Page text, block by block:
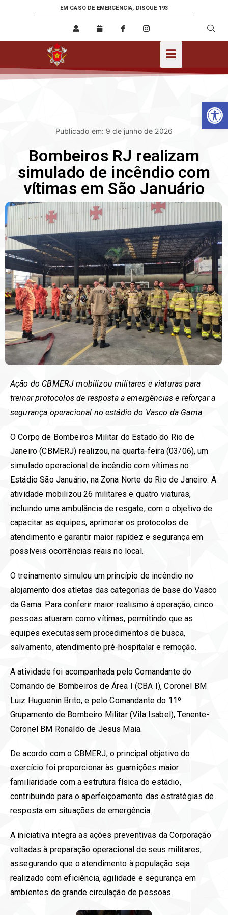
EM CASO DE EMERGÊNCIA, DISQUE 193
Publicado em: 9 de junho de 2026
Bombeiros RJ realizam
simulado de incêndio com
vítimas em São Januário
Ação do CBMERJ mobilizou militares e viaturas para
treinar protocolos de resposta a emergências e reforçar a
segurança operacional no estádio do Vasco da Gama
O Corpo de Bombeiros Militar do Estado do Rio de
Janeiro (CBMERJ) realizou, na quarta-feira (03/06), um
simulado operacional de incêndio com vítimas no
Estádio São Januário, na Zona Norte do Rio de Janeiro. A
atividade mobilizou 26 militares e quatro viaturas,
incluindo uma ambulância de resgate, com o objetivo de
capacitar as equipes, aprimorar os protocolos de
atendimento e garantir maior rapidez e segurança em
possíveis ocorrências reais no local.
O treinamento simulou um princípio de incêndio no
alojamento dos atletas das categorias de base do Vasco
da Gama. Para conferir maior realismo à operação, cinco
pessoas atuaram como vítimas, permitindo que as
equipes executassem procedimentos de busca,
salvamento, atendimento pré-hospitalar e remoção.
A atividade foi acompanhada pelo Comandante do
Comando de Bombeiros de Área I (CBA I), Coronel BM
Luiz Huguenin Brito, e pelo Comandante do 11º
Grupamento de Bombeiro Militar (Vila Isabel), Tenente-
Coronel BM Ronaldo de Jesus Maia.
De acordo com o CBMERJ, o principal objetivo do
exercício foi proporcionar às guarnições maior
familiaridade com a estrutura física do estádio,
contribuindo para o aperfeiçoamento das estratégias de
resposta em situações de emergência.
A iniciativa integra as ações preventivas da Corporação
voltadas à preparação operacional de seus militares,
assegurando que o atendimento à população seja
realizado com eficiência, agilidade e segurança em
ambientes de grande circulação de pessoas.